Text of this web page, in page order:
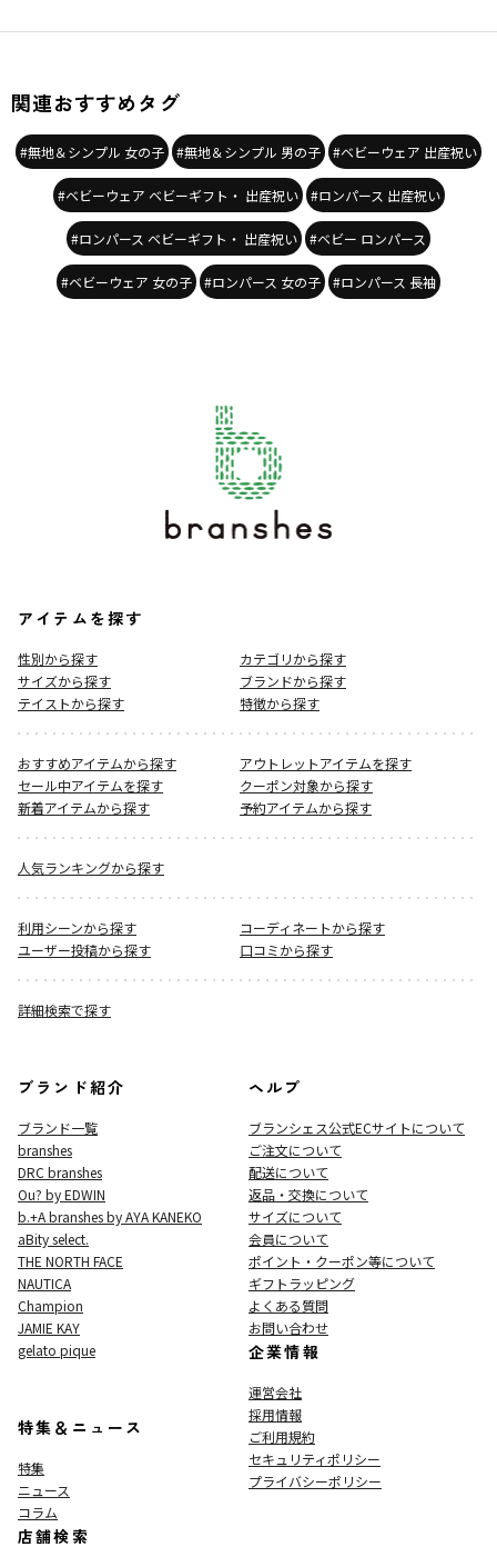
関連おすすめタグ
#無地＆シンプル 女の子 #無地＆シンプル 男の子 #ベビーウェア 出産祝い
#ベビーウェア ベビーギフト・ 出産祝い #ロンパース 出産祝い
#ロンパース ベビーギフト・ 出産祝い #ベビー ロンパース
#ベビーウェア 女の子 #ロンパース 女の子 #ロンパース 長袖
アイテムを探す
性別から探す
カテゴリから探す
サイズから探す
ブランドから探す
テイストから探す
特徴から探す
おすすめアイテムから探す
アウトレットアイテムを探す
セール中アイテムを探す
クーポン対象から探す
新着アイテムから探す
予約アイテムから探す
人気ランキングから探す
利用シーンから探す
コーディネートから探す
ユーザー投稿から探す
口コミから探す
詳細検索で探す
ブランド紹介
ブランド一覧
branshes
DRC branshes
Ou? by EDWIN
b.+A branshes by AYA KANEKO
aBity select.
THE NORTH FACE
NAUTICA
Champion
JAMIE KAY
gelato pique
特集＆ニュース
特集
ニュース
コラム
店舗検索
ヘルプ
ブランシェス公式ECサイトについて
ご注文について
配送について
返品・交換について
サイズについて
会員について
ポイント・クーポン等について
ギフトラッピング
よくある質問
お問い合わせ
企業情報
運営会社
採用情報
ご利用規約
セキュリティポリシー
プライバシーポリシー